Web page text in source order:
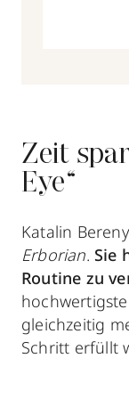
Zeit
Eye“
Katalin
Erborian. Sie
Routine zu
gleichzeitig
Schritt erfüllt